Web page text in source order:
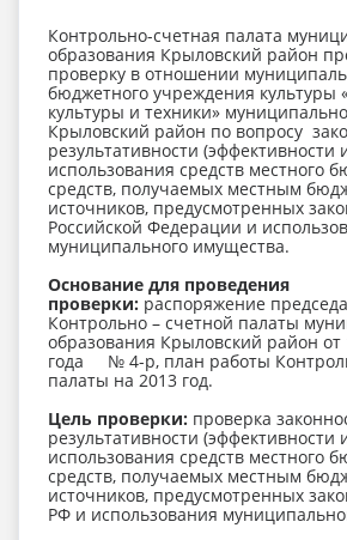
Контрольно-счетная палата
образования Крыловский район
проверку в отношении
бюджетного учреждения культуры
культуры и техники»
Крыловский район по вопросу
результативности (эффективности
использования средств местного
средств, получаемых местным
источников, предусмотренных
Российской Федерации и
муниципального имущества.
Основание для проведения
проверки: распоряжение
Контрольно – счетной палаты
образования Крыловский район от
года № 4-р, план работы
палаты на 2013 год.
Цель проверки: проверка
результативности (эффективности
использования средств местного
средств, получаемых местным
источников, предусмотренных
РФ и использования